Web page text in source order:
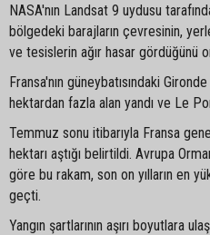
NASA'nın Landsat 9 uydusu
bölgedeki barajların çevresinin,
ve tesislerin ağır hasar gördüğünü
Fransa'nın güneybatısındaki
hektardan fazla alan yandı ve Le
Temmuz sonu itibarıyla Fransa
hektarı aştığı belirtildi. Avrupa
göre bu rakam, son on yılların en
geçti.
Yangın şartlarının aşırı boyutlara